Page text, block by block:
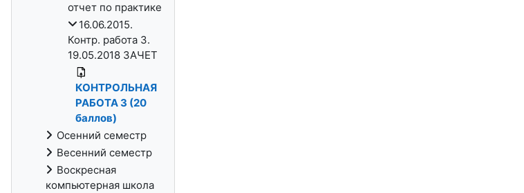
отчет по практике
16.06.2015.
Контр. работа 3.
19.05.2018 ЗАЧЕТ
КОНТРОЛЬНАЯ
РАБОТА 3 (20
баллов)
Осенний семестр
Весенний семестр
Воскресная
компьютерная школа